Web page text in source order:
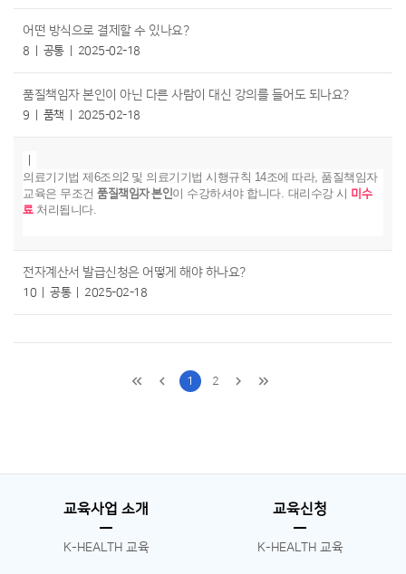
8 공통
어떤 방식으로 결제할 수 있나요?
2025-02-18
9 품책
품질책임자 본인이 아닌 다른 사람이 대신 강의를 들어도 되나요?
2025-02-18
의료기기법 제6조의2 및 의료기기법 시행규칙 14조에 따라, 품질책임자
교육은 무조건 품질책임자 본인이 수강하셔야 합니다. 대리수강 시 미수
료처리됩니다.
10 공통
전자계산서 발급신청은 어떻게 해야 하나요?
2025-02-18
1 2
교육사업 소개
K-HEALTH 교육
교육신청
K-HEALTH 교육